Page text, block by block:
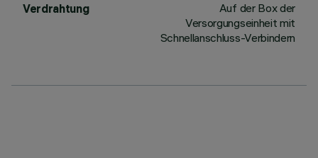
Verdrahtung
Auf der Box der
Versorgungseinheit mit
Schnellanschluss-Verbindern